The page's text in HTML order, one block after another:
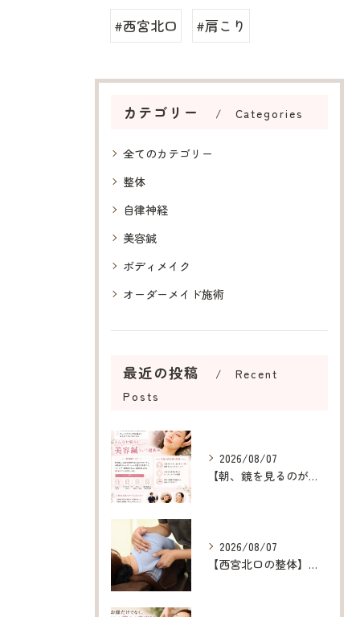
#西宮北口 #肩こり
カテゴリー Categories
全てのカテゴリー
整体
自律神経
美容鍼
ボディメイク
オーダーメイド施術
最近の投稿
Recent
Posts
2026/08/07
【朝、鏡を見るのが楽しみになる美容鍼】
2026/08/07
【西宮北口の整体】呼吸が浅い原因を整え、深呼吸できる身体へ